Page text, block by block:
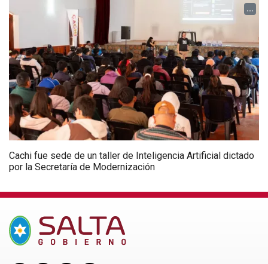
...
Cachi fue sede de un taller de Inteligencia Artificial dictado
por la Secretaría de Modernización